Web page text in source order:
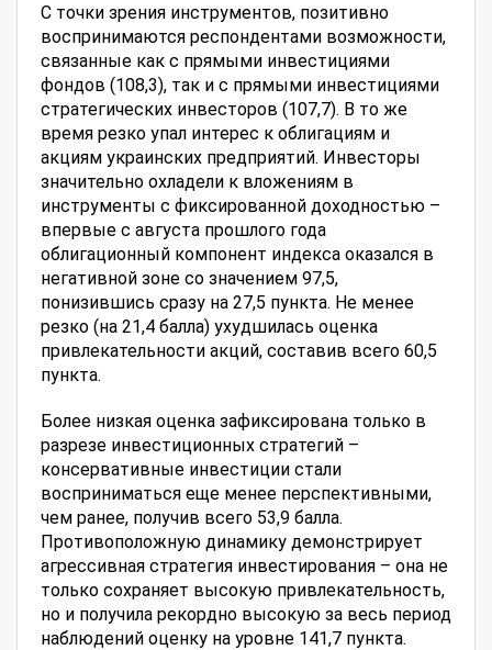
С точки зрения инструментов, позитивно
воспринимаются респондентами возможности,
связанные как с прямыми инвестициями
фондов (108,3), так и с прямыми инвестициями
стратегических инвесторов (107,7). В то же
время резко упал интерес к облигациям и
акциям украинских предприятий. Инвесторы
значительно охладели к вложениям в
инструменты с фиксированной доходностью –
впервые с августа прошлого года
облигационный компонент индекса оказался в
негативной зоне со значением 97,5,
понизившись сразу на 27,5 пункта. Не менее
резко (на 21,4 балла) ухудшилась оценка
привлекательности акций, составив всего 60,5
пункта.
Более низкая оценка зафиксирована только в
разрезе инвестиционных стратегий –
консервативные инвестиции стали
восприниматься еще менее перспективными,
чем ранее, получив всего 53,9 балла.
Противоположную динамику демонстрирует
агрессивная стратегия инвестирования – она не
только сохраняет высокую привлекательность,
но и получила рекордно высокую за весь период
наблюдений оценку на уровне 141,7 пункта.